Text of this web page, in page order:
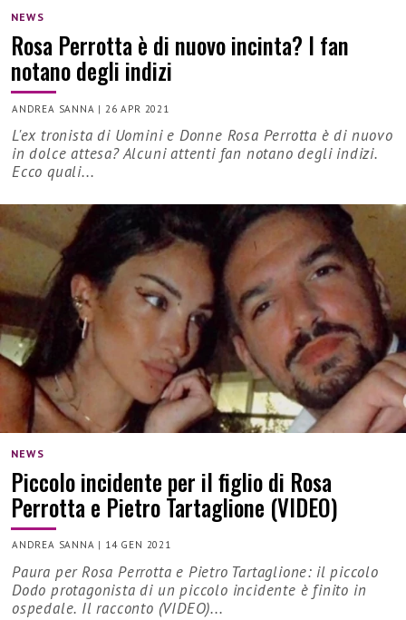
NEWS
Rosa Perrotta è di nuovo incinta? I fan
notano degli indizi
ANDREA SANNA | 26 APR 2021
L'ex tronista di Uomini e Donne Rosa Perrotta è di nuovo
in dolce attesa? Alcuni attenti fan notano degli indizi.
Ecco quali...
NEWS
Piccolo incidente per il figlio di Rosa
Perrotta e Pietro Tartaglione (VIDEO)
ANDREA SANNA | 14 GEN 2021
Paura per Rosa Perrotta e Pietro Tartaglione: il piccolo
Dodo protagonista di un piccolo incidente è finito in
ospedale. Il racconto (VIDEO)...